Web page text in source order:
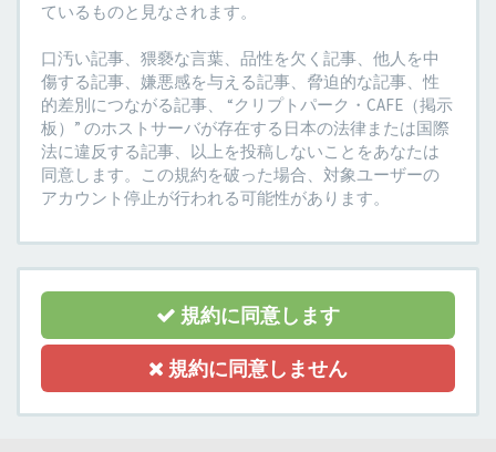
ているものと見なされます。
口汚い記事、猥褻な言葉、品性を欠く記事、他人を中
傷する記事、嫌悪感を与える記事、脅迫的な記事、性
的差別につながる記事、 “クリプトパーク・CAFE（掲示
板）” のホストサーバが存在する日本の法律または国際
法に違反する記事、以上を投稿しないことをあなたは
同意します。この規約を破った場合、対象ユーザーの
アカウント停止が行われる可能性があります。
規約に同意します
規約に同意しません